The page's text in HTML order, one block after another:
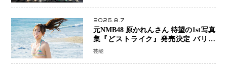
2026.8.7
元NMB48 原かれんさん 待望の1st写真
集『どストライク』発売決定 バリで
魅せる25歳の新境地
芸能